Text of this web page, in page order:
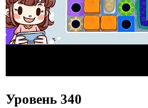
Уровень 340